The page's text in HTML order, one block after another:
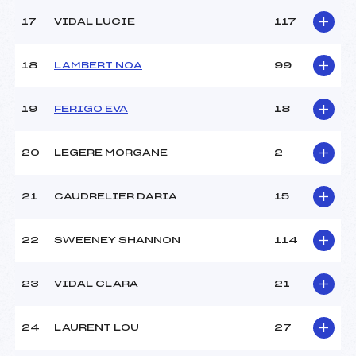
17 VIDAL LUCIE 117
18 LAMBERT NOA 99
19 FERIGO EVA 18
20 LEGERE MORGANE 2
21 CAUDRELIER DARIA 15
22 SWEENEY SHANNON 114
23 VIDAL CLARA 21
24 LAURENT LOU 27